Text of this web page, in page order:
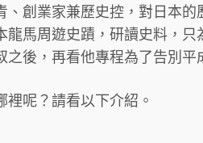
創業家兼歷史控，對日本
馬周遊史蹟，研讀史料，只
後，再看他專程為了告別平
呢？請看以下介紹。